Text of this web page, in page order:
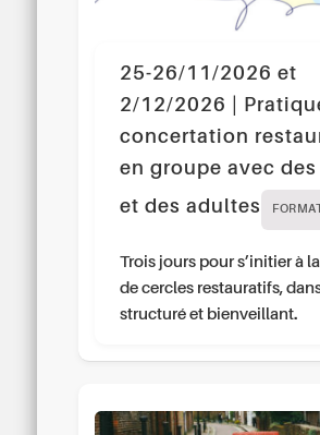
25-26/11/2026 et
2/12/2026 |
concertation
en groupe avec des
et des adultes
Trois jours pour s’initier à
de cercles restauratifs,
structuré et bienveillant.